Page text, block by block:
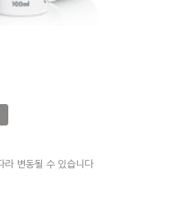
라 변동될 수 있습니다